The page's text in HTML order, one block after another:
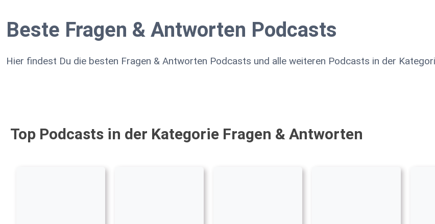
Beste Fragen & Antworten Podcasts
Hier findest Du die besten Fragen & Antworten Podcasts und alle weiteren Podcasts in der
Top Podcasts in der Kategorie Fragen & Antworten